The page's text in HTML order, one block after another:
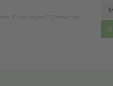
E-Mail: service-DE@einhell.com